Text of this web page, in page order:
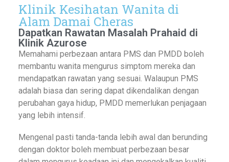
Klinik Kesihatan Wanita di
Alam Damai Cheras
Dapatkan Rawatan Masalah Prahaid di
Klinik Azurose
Memahami perbezaan antara PMS dan PMDD boleh
membantu wanita mengurus simptom mereka dan
mendapatkan rawatan yang sesuai. Walaupun PMS
adalah biasa dan sering dapat dikendalikan dengan
perubahan gaya hidup, PMDD memerlukan penjagaan
yang lebih intensif.
Mengenal pasti tanda-tanda lebih awal dan berunding
dengan doktor boleh membuat perbezaan besar